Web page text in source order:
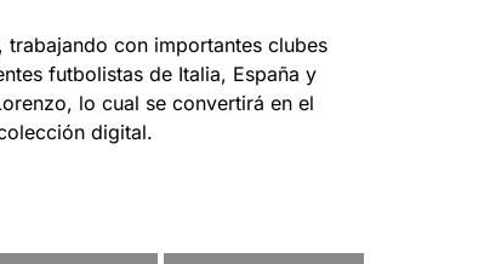
trabajando con importantes clubes
futbolistas de Italia, España y
lo cual se convertirá en el
digital.